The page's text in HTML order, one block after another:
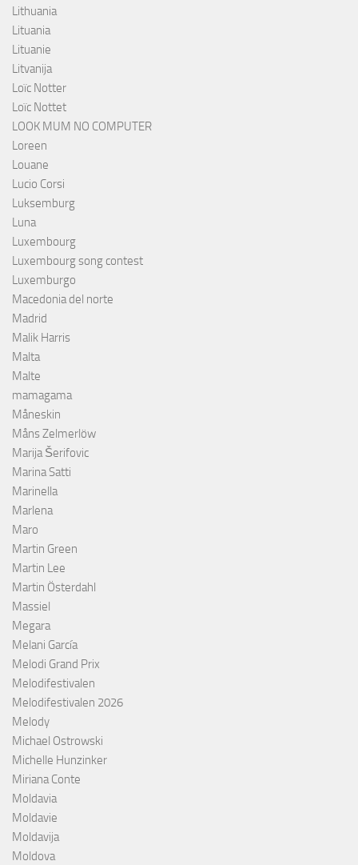
Lithuania
Lituania
Lituanie
Litvanija
Loïc Notter
Loïc Nottet
LOOK MUM NO COMPUTER
Loreen
Louane
Lucio Corsi
Luksemburg
Luna
Luxembourg
Luxembourg song contest
Luxemburgo
Macedonia del norte
Madrid
Malik Harris
Malta
Malte
mamagama
Måneskin
Måns Zelmerlöw
Marija Šerifovic
Marina Satti
Marinella
Marlena
Maro
Martin Green
Martin Lee
Martin Österdahl
Massiel
Megara
Melani García
Melodi Grand Prix
Melodifestivalen
Melodifestivalen 2026
Melody
Michael Ostrowski
Michelle Hunzinker
Miriana Conte
Moldavia
Moldavie
Moldavija
Moldova